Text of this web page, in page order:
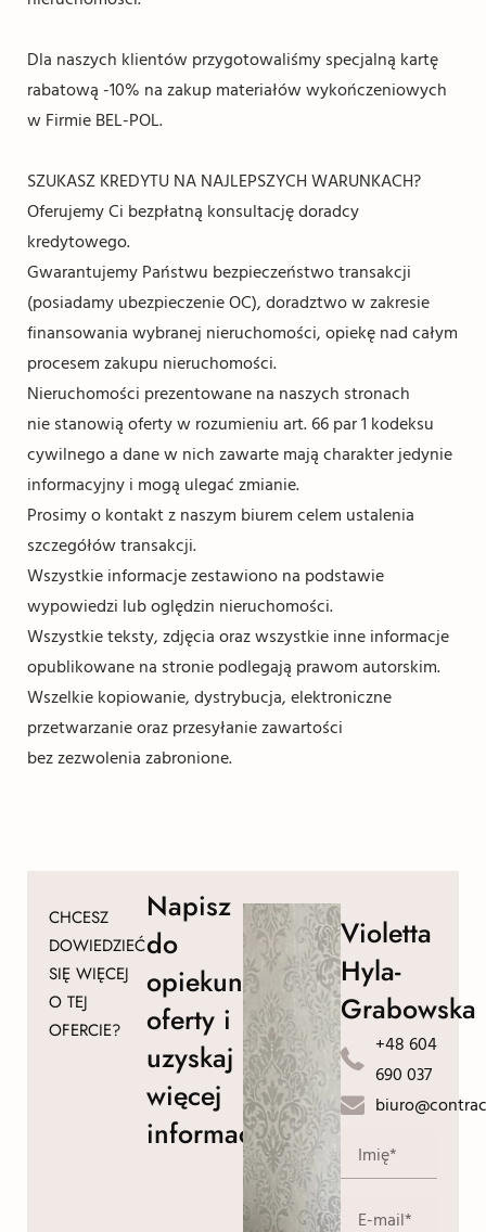
Dla naszych klientów przygotowaliśmy specjalną kartę
rabatową -10% na zakup materiałów wykończeniowych
w Firmie BEL-POL.
SZUKASZ KREDYTU NA NAJLEPSZYCH WARUNKACH?
Oferujemy Ci bezpłatną konsultację doradcy
kredytowego.
Gwarantujemy Państwu bezpieczeństwo transakcji
(posiadamy ubezpieczenie OC), doradztwo w zakresie
finansowania wybranej nieruchomości, opiekę nad całym
procesem zakupu nieruchomości.
Nieruchomości prezentowane na naszych stronach
nie stanowią oferty w rozumieniu art. 66 par 1 kodeksu
cywilnego a dane w nich zawarte mają charakter jedynie
informacyjny i mogą ulegać zmianie.
Prosimy o kontakt z naszym biurem celem ustalenia
szczegółów transakcji.
Wszystkie informacje zestawiono na podstawie
wypowiedzi lub oględzin nieruchomości.
Wszystkie teksty, zdjęcia oraz wszystkie inne informacje
opublikowane na stronie podlegają prawom autorskim.
Wszelkie kopiowanie, dystrybucja, elektroniczne
przetwarzanie oraz przesyłanie zawartości
bez zezwolenia zabronione.
CHCESZ
DOWIEDZIEĆ
SIĘ WIĘCEJ
O TEJ
OFERCIE?
Napisz
do
opiekuna
oferty i
uzyskaj
więcej
informacji!
Violetta
Hyla-
Grabowska
+48 604
690 037